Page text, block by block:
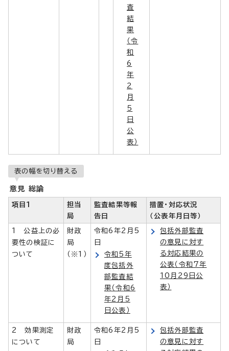
査
結
果
（令
和
6
年
2
月
5
日
公
表）
表の幅を切り替える
意見 総論
項目1
担当
局
監査結果等報
告日
措置・対応状況
（公表年月日等）
1 公益上の必
要性の検証に
ついて
財政
局
（※1）
令和6年2月5
日
令和5年
度包括外
部監査結
果（令和6
年2月5
日公表）
包括外部監査
の意見に対す
る対応結果の
公表（令和7年
10月29日公
表）
2 効果測定
について
財政
局
令和6年2月5
日
包括外部監査
の意見に対す